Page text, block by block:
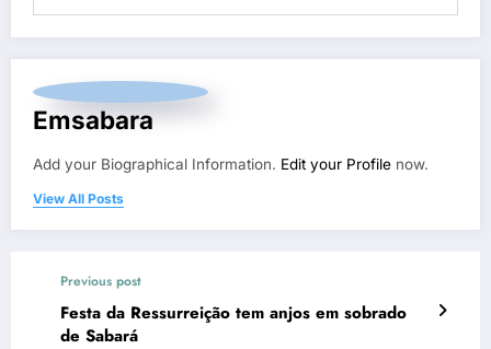
Emsabara
Add your Biographical Information. Edit your Profile now.
View All Posts
Previous post
Festa da Ressurreição tem anjos em sobrado
de Sabará